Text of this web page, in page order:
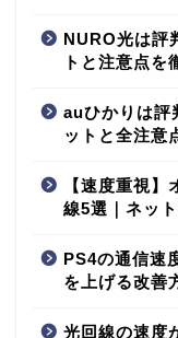
NURO光は評
トと注意点を
auひかりは評
ットと全注意
【速度重視
線5選｜ネッ
PS4の通信速
を上げる改善
光回線の速度